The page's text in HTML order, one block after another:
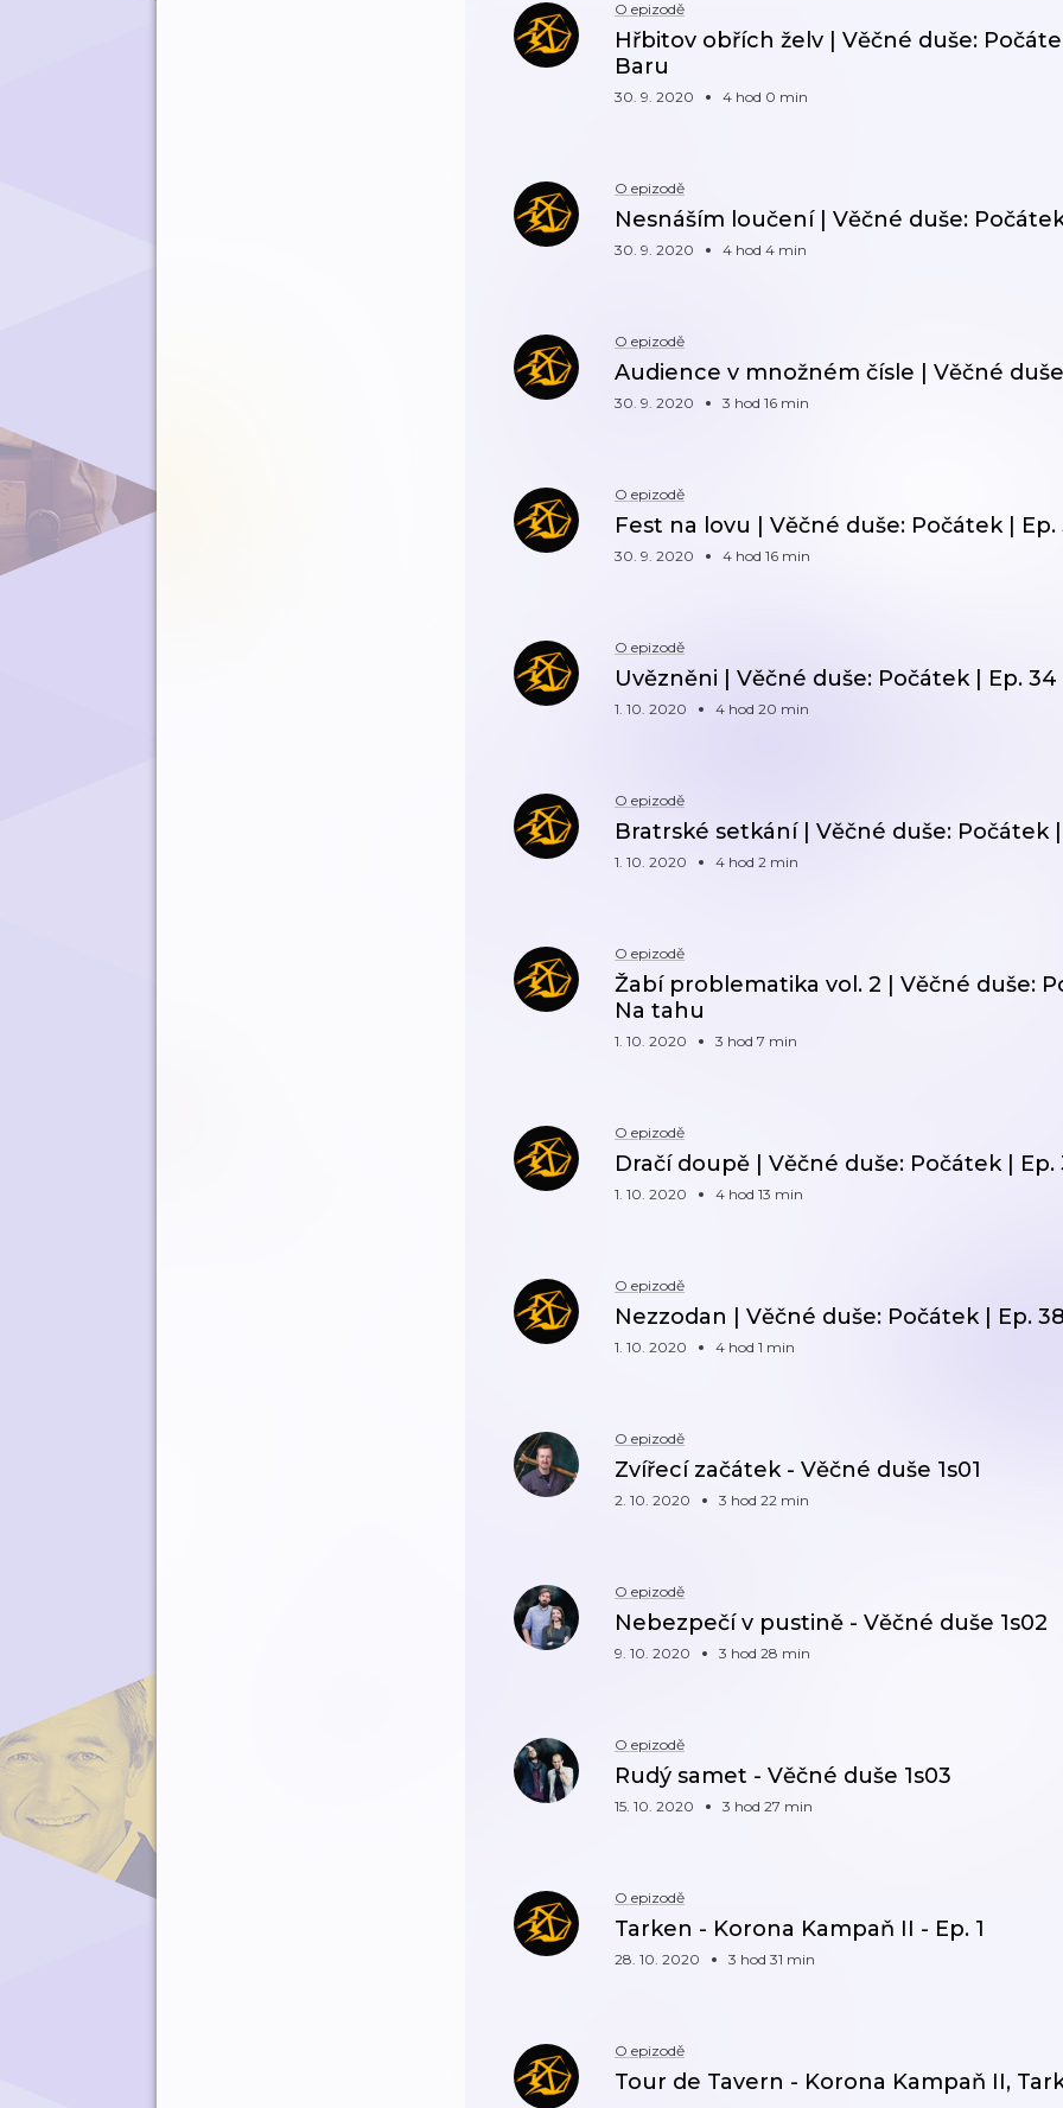
O epizodě
Hřbitov obřích želv | Věčné duše:
Baru
30. 9. 2020 4 hod 0 min
O epizodě
Nesnáším loučení | Věčné duše:
30. 9. 2020 4 hod 4 min
O epizodě
Audience v množném čísle | Věčné
30. 9. 2020 3 hod 16 min
O epizodě
Fest na lovu | Věčné duše: Počátek | Ep.
30. 9. 2020 4 hod 16 min
O epizodě
Uvězněni | Věčné duše: Počátek | Ep. 34
1. 10. 2020 4 hod 20 min
O epizodě
Bratrské setkání | Věčné duše: Počátek |
1. 10. 2020 4 hod 2 min
O epizodě
Žabí problematika vol. 2 | Věčné duše:
Na tahu
1. 10. 2020 3 hod 7 min
O epizodě
Dračí doupě | Věčné duše: Počátek | Ep.
1. 10. 2020 4 hod 13 min
O epizodě
Nezzodan | Věčné duše: Počátek | Ep.
1. 10. 2020 4 hod 1 min
O epizodě
Zvířecí začátek - Věčné duše 1s01
2. 10. 2020 3 hod 22 min
O epizodě
Nebezpečí v pustině - Věčné duše 1s02
9. 10. 2020 3 hod 28 min
O epizodě
Rudý samet - Věčné duše 1s03
15. 10. 2020 3 hod 27 min
O epizodě
Tarken - Korona Kampaň II - Ep. 1
28. 10. 2020 3 hod 31 min
O epizodě
Tour de Tavern - Korona Kampaň II,